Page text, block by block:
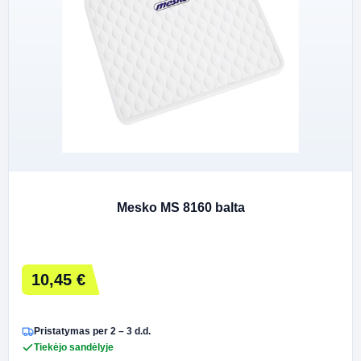
Mesko MS 8160 balta
10,45 €
Pristatymas per 2 – 3 d.d.
Tiekėjo sandėlyje